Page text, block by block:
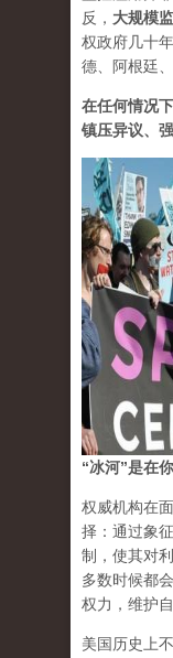
反 ， 大规模
权政府几十
德、阿根廷
在任何情况
镇压异议、
“冰河”是在
权威机构在
择：通过象
制，使其对
多数时候都
权力，维护
美国历史上